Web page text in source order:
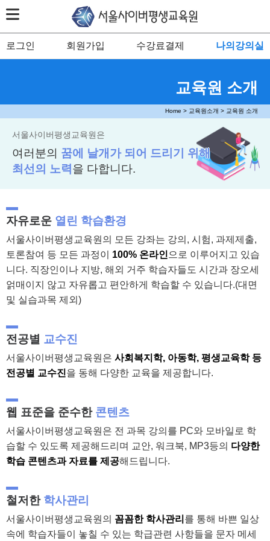
로그인 회원가입 수강료결제 나의강의실
교육원 소개
Home > 교육원소개 > 교육원 소개
서울사이버평생교육원은
여러분의 꿈에 날개가 되어 드리기 위해
최선의 노력 을 다합니다.
자유로운 열린 학습환경
서울사이버평생교육원의 모든 강좌는 강의, 시험, 과제제출,
토론참여 등 모든 과정이 100% 온라인 으로 이루어지고 있습
니다. 직장인이나 지방, 해외 거주 학습자들도 시간과 장오세
얽매이지 않고 자유롭고 편안하게 학습할 수 있습니다.(대면
및 실습과목 제외)
전공별 교수진
서울사이버평생교육원은 사회복지학, 아동학, 평생교육학 등
전공별 교수진을 동해 다양한 교육을 제공합니다.
웹 표준을 준수한 콘텐츠
서울사이버평생교육원은 전 과목 강의를 PC와 모바일로 학
습할 수 있도록 제공해드리며 교안, 워크북, MP3등의 다양한
학습 콘텐츠과 자료를 제공해드립니다.
철저한 학사관리
서울사이버평생교육원의 꼼꼼한 학사관리 를 통해 바쁜 일상
속에 학습자들이 놓칠 수 있는 학급관련 사항들을 문자 메세